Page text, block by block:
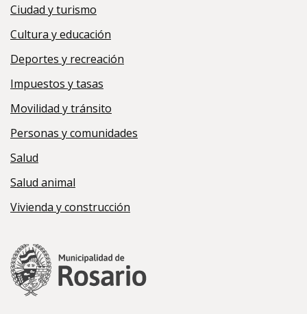
Ciudad y turismo
Cultura y educación
Deportes y recreación
Impuestos y tasas
Movilidad y tránsito
Personas y comunidades
Salud
Salud animal
Vivienda y construcción